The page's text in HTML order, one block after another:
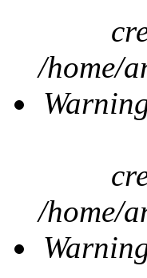
/home/
/home/